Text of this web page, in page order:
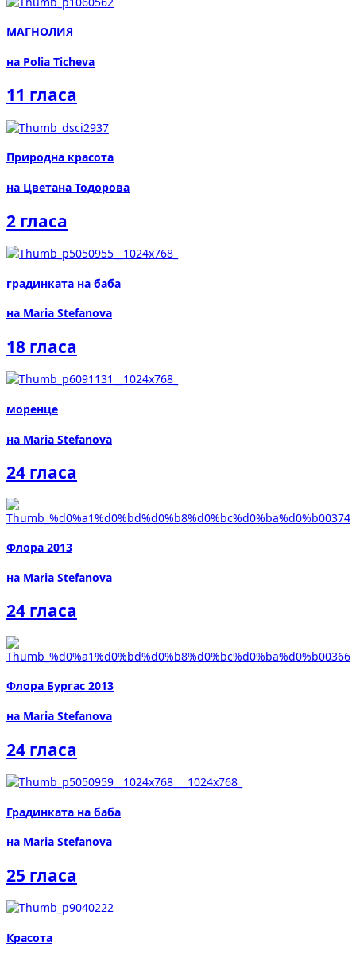
МАГНОЛИЯ
на Polia Ticheva
11 гласа
Природна красота
на Цветана Тодорова
2 гласа
градинката на баба
на Maria Stefanova
18 гласа
моренце
на Maria Stefanova
24 гласа
Флора 2013
на Maria Stefanova
24 гласа
Флора Бургас 2013
на Maria Stefanova
24 гласа
Градинката на баба
на Maria Stefanova
25 гласа
Красота